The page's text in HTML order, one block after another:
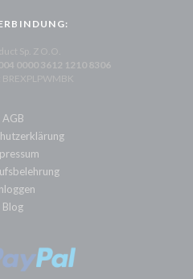
Sp. Z O.O.
0000 3612 1210 8306
AGB
Blog